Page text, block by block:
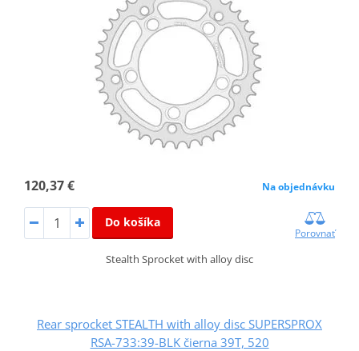
120,37 € Na objednávku
Do košíka
Porovnať
Stealth Sprocket with alloy disc
Rear sprocket STEALTH with alloy disc SUPERSPROX
RSA-733:39-BLK čierna 39T, 520